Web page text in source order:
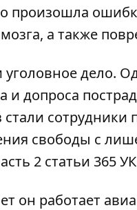
произошла
а также
дело.
и допроса
сотрудники
свободы с
2 статьи 365
он работает